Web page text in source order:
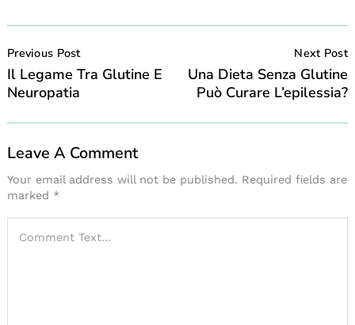
Navigation
Previous Post
Il Legame Tra Glutine E
Neuropatia
Next Post
Una Dieta Senza Glutine
Può Curare L’epilessia?
Leave A Comment
Your email address will not be published. Required fields are
marked *